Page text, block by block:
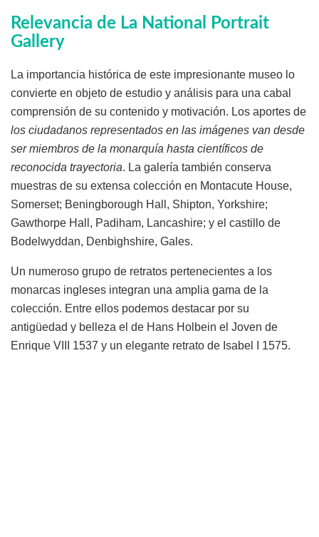
Relevancia de La National Portrait
Gallery
La importancia histórica de este impresionante museo lo
convierte en objeto de estudio y análisis para una cabal
comprensión de su contenido y motivación. Los aportes de
los ciudadanos representados en las imágenes van desde
ser miembros de la monarquía hasta científicos de
reconocida trayectoria. La galería también conserva
muestras de su extensa colección en Montacute House,
Somerset; Beningborough Hall, Shipton, Yorkshire;
Gawthorpe Hall, Padiham, Lancashire; y el castillo de
Bodelwyddan, Denbighshire, Gales.
Un numeroso grupo de retratos pertenecientes a los
monarcas ingleses integran una amplia gama de la
colección. Entre ellos podemos destacar por su
antigüedad y belleza el de Hans Holbein el Joven de
Enrique VIII 1537 y un elegante retrato de Isabel I 1575.